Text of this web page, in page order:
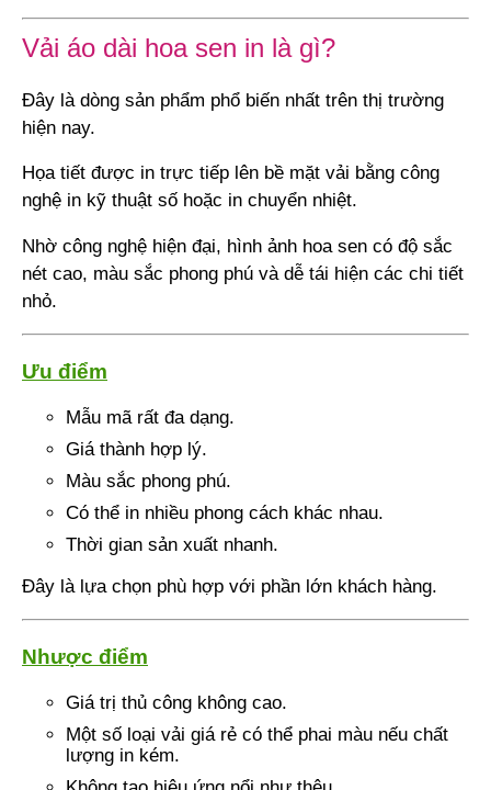
Vải áo dài hoa sen in là gì?
Đây là dòng sản phẩm phổ biến nhất trên thị trường
hiện nay.
Họa tiết được in trực tiếp lên bề mặt vải bằng công
nghệ in kỹ thuật số hoặc in chuyển nhiệt.
Nhờ công nghệ hiện đại, hình ảnh hoa sen có độ sắc
nét cao, màu sắc phong phú và dễ tái hiện các chi tiết
nhỏ.
Ưu điểm
Mẫu mã rất đa dạng.
Giá thành hợp lý.
Màu sắc phong phú.
Có thể in nhiều phong cách khác nhau.
Thời gian sản xuất nhanh.
Đây là lựa chọn phù hợp với phần lớn khách hàng.
Nhược điểm
Giá trị thủ công không cao.
Một số loại vải giá rẻ có thể phai màu nếu chất
lượng in kém.